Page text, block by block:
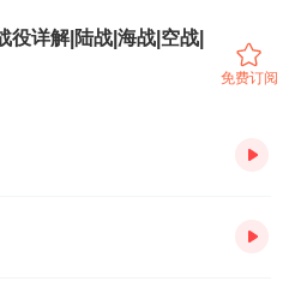
役详解|陆战|海战|空战|
免费订阅